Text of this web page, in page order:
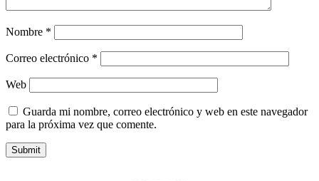
Nombre *
Correo electrónico *
Web
Guarda mi nombre, correo electrónico y web en este navegador
para la próxima vez que comente.